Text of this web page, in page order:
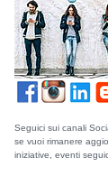
Seguici sui canali
se vuoi rimanere
iniziative, eventi